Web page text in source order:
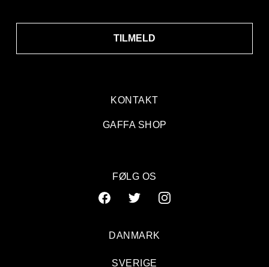
KONTAKT
GAFFA SHOP
TILMELD
FØLG OS
DANMARK
SVERIGE